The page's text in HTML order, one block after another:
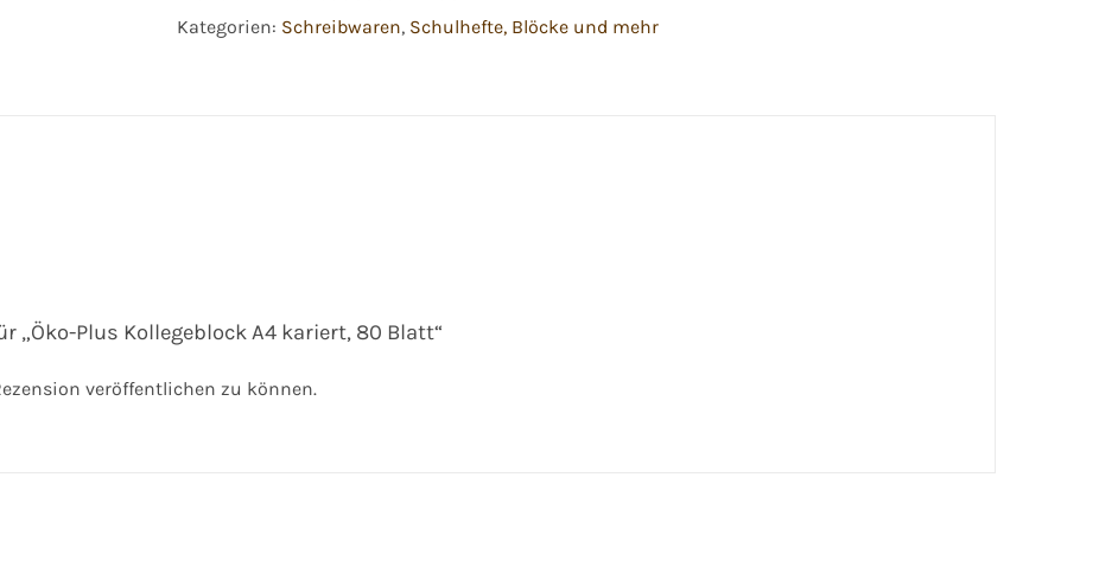
kariert,
Kategorien: Schreibwaren, Schulhefte, Blöcke und mehr
„Öko-Plus Kollegeblock A4 kariert, 80 Blatt“
veröffentlichen zu können.